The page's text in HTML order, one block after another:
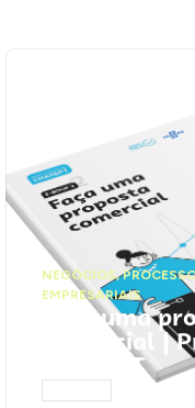
NEGÓCIOS,
EMPRESARIAIS
Faça uma
comercial |
ChatGPT